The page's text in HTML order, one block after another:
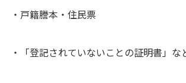
・戸籍謄本・住民票
・「登記されていないことの証明書」な